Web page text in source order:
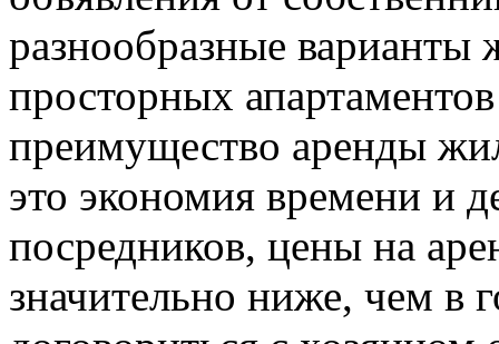
разнообразные
просторных
преимущество аренды
это экономия времени и
посредников, цены на
значительно ниже, чем в